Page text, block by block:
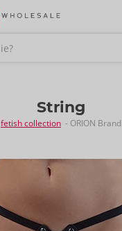
String
fetish collection - ORION Brand